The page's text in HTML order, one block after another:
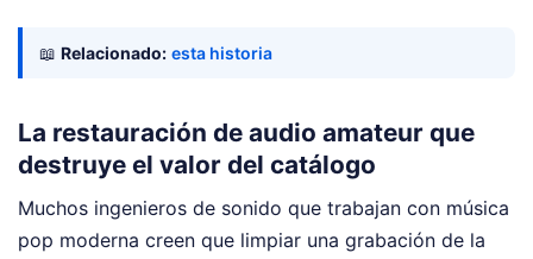
📖 Relacionado: esta historia
La restauración de audio amateur que
destruye el valor del catálogo
Muchos ingenieros de sonido que trabajan con música
pop moderna creen que limpiar una grabación de la